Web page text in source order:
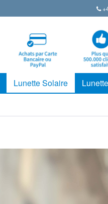
Lunette Solaire Lunette